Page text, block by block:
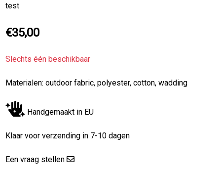
test
€35,00
Slechts één beschikbaar
Materialen: outdoor fabric, polyester, cotton, wadding
Handgemaakt in EU
Klaar voor verzending in 7-10 dagen
Een vraag stellen